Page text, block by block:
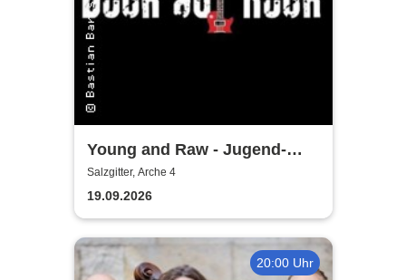
Young and Raw - Jugend-
Konzert
Salzgitter, Arche 4
19.09.2026
20:00 Uhr